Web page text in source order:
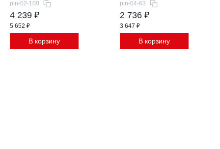
pin-02-100
4 239 ₽
5 652 ₽
В корзину
pin-04-63
2 736 ₽
3 647 ₽
В корзину